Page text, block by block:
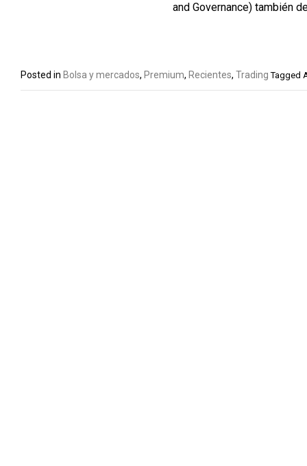
and Governance) también
Posted in Bolsa y mercados, Premium, Recientes, Trading Tagged